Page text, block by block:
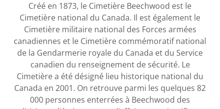
Créé en 1873, le Cimetière Beechwood est le
Cimetière national du Canada. Il est également le
Cimetière militaire national des Forces armées
canadiennes et le Cimetière commémoratif national
de la Gendarmerie royale du Canada et du Service
canadien du renseignement de sécurité. Le
Cimetière a été désigné lieu historique national du
Canada en 2001. On retrouve parmi les quelques 82
000 personnes enterrées à Beechwood des